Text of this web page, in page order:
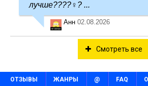
лучше????‍♀️? ...
Анн 02.08.2026
Смотреть все
ОТЗЫВЫ ЖАНРЫ @ FAQ